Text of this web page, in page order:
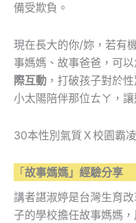
備受欺負。
現在長大的你/妳，若有
事媽媽、故事爸爸，可
際互動 ，打破孩子對於
小太陽陪伴那位ㄊㄚ，
30本性別氣質Ｘ校園霸
「 故事媽媽」經驗分享
講者諶淑婷是台灣生育
子的學校擔任故事媽媽